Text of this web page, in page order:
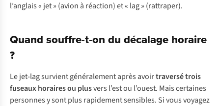
l’anglais « jet » (avion à réaction) et « lag » (rattraper).
Quand souffre-t-on du décalage horaire
?
Le jet-lag survient généralement après avoirtraversé trois
fuseaux horaires ou plusvers l’est ou l’ouest. Mais certaines
personnes y sont plus rapidement sensibles. Si vous voyagez